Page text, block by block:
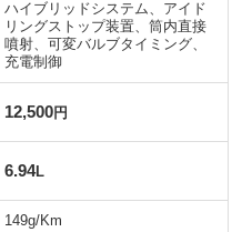
ハイブリッドシステム、アイド
リングストップ装置、筒内直接
噴射、可変バルブタイミング、
充電制御
？12,500円
？6.94L
149g/Km